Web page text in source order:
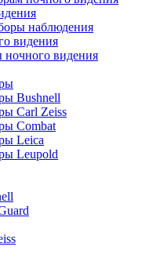
наблюдения
видения
видения
Bushnell
Carl Zeiss
Combat
Leica
Leupold